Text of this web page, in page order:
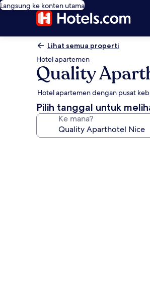
Langsung ke konten utama
Lihat semua properti
Hotel apartemen
Quality
Hotel apartemen dengan pusat
Pilih tanggal untuk
Ke mana?